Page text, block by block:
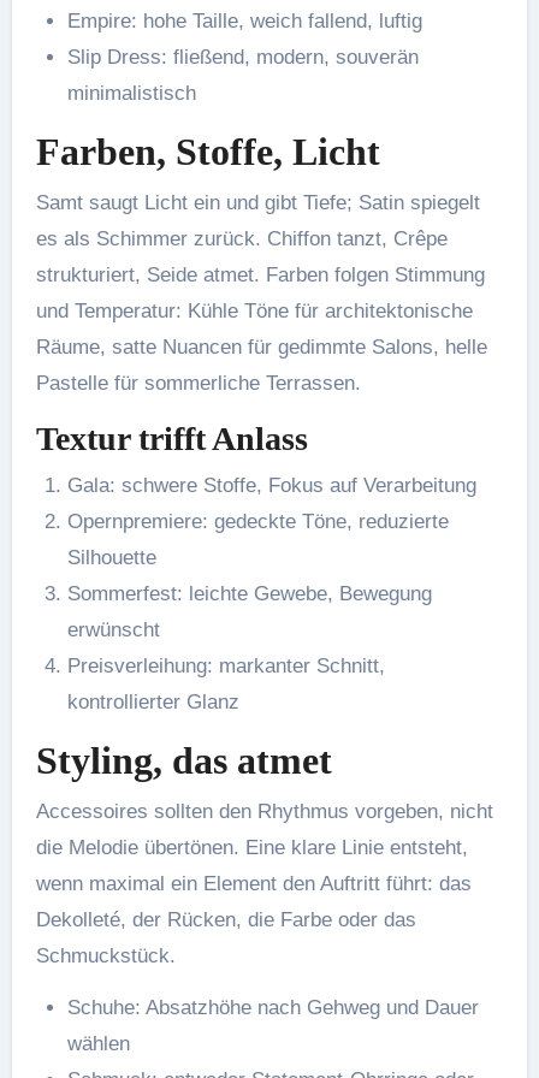
Empire: hohe Taille, weich fallend, luftig
Slip Dress: fließend, modern, souverän
minimalistisch
Farben, Stoffe, Licht
Samt saugt Licht ein und gibt Tiefe; Satin spiegelt
es als Schimmer zurück. Chiffon tanzt, Crêpe
strukturiert, Seide atmet. Farben folgen Stimmung
und Temperatur: Kühle Töne für architektonische
Räume, satte Nuancen für gedimmte Salons, helle
Pastelle für sommerliche Terrassen.
Textur trifft Anlass
Gala: schwere Stoffe, Fokus auf Verarbeitung
Opernpremiere: gedeckte Töne, reduzierte
Silhouette
Sommerfest: leichte Gewebe, Bewegung
erwünscht
Preisverleihung: markanter Schnitt,
kontrollierter Glanz
Styling, das atmet
Accessoires sollten den Rhythmus vorgeben, nicht
die Melodie übertönen. Eine klare Linie entsteht,
wenn maximal ein Element den Auftritt führt: das
Dekolleté, der Rücken, die Farbe oder das
Schmuckstück.
Schuhe: Absatzhöhe nach Gehweg und Dauer
wählen